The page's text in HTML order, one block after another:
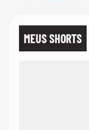
MEUS SHORTS